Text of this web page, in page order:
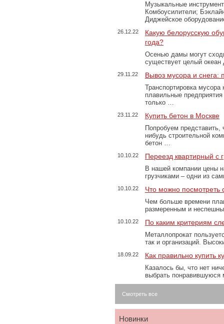
Музыкальные
Комбоусилители;
Диджейское
26.12.22
Какую белорусскую
года?
Осенью дамы могут
существует целый
29.11.22 Вывоз мусора и
Транспортировка
плавильные
только …
23.11.22 Купить бетон в Москве
Попробуем представить,
нибудь строительной
бетон …
10.10.22 Переезд квартирный с
В нашей компании цены
грузчиками – одни из
10.10.22 Что можно посмотреть
Чем больше времени
размеренным и
10.10.22 По каким критериям
Металлопрокат
так и организаций.
18.09.22 Как правильно купить
Казалось бы, что нет
выбрать
Смотреть все
Новинки